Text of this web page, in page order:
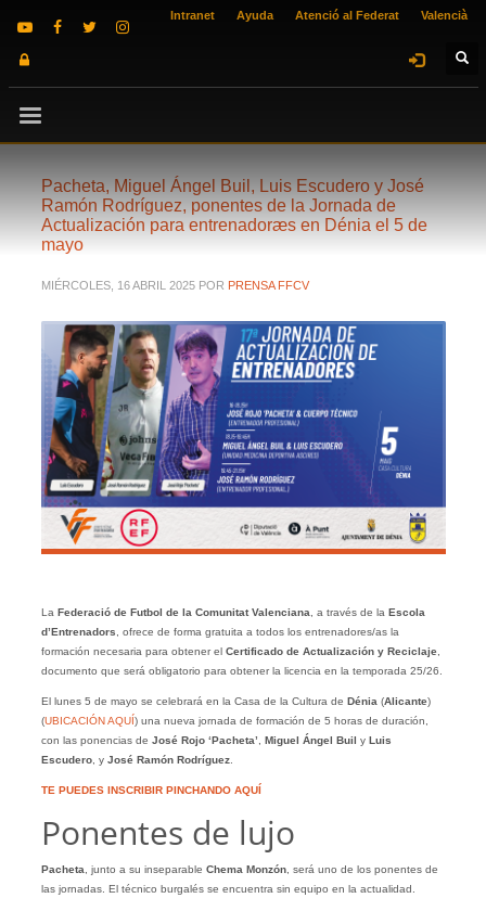
Intranet Ayuda Atenció al Federat Valencià
Pacheta, Miguel Ángel Buil, Luis Escudero y José
Ramón Rodríguez, ponentes de la Jornada de
Actualización para entrenadoræs en Dénia el 5 de
mayo
MIÉRCOLES, 16 ABRIL 2025 POR PRENSA FFCV
La Federació de Futbol de la Comunitat Valenciana , a través de la Escola
d’Entrenadors , ofrece de forma gratuita a todos los entrenadores/as la
formación necesaria para obtener el Certificado de Actualización y Reciclaje,
documento que será obligatorio para obtener la licencia en la temporada 25/26.
El lunes 5 de mayo se celebrará en la Casa de la Cultura de Dénia (Alicante)
(UBICACIÓN AQUÍ) una nueva jornada de formación de 5 horas de duración,
con las ponencias de José Rojo ‘Pacheta’ Miguel Ángel Buil yLuis
Escudero, y José Ramón Rodríguez.
TE PUEDES INSCRIBIR PINCHANDO AQUÍ
Ponentes de lujo
Pacheta , junto a su inseparable Chema Monzón, será uno de los ponentes de
las jornadas. El técnico burgalés se encuentra sin equipo en la actualidad.